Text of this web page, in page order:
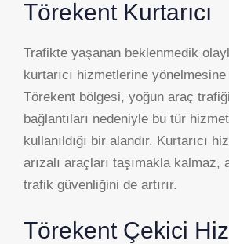
Törekent Kurtarıcı
Trafikte yaşanan beklenmedik
kurtarıcı hizmetlerine
Törekent bölgesi, yoğun araç
bağlantıları nedeniyle bu tür
kullanıldığı bir alandır. Kurtarıcı
arızalı araçları taşımakla kalmaz,
trafik güvenliğini de artırır.
Törekent Çekici